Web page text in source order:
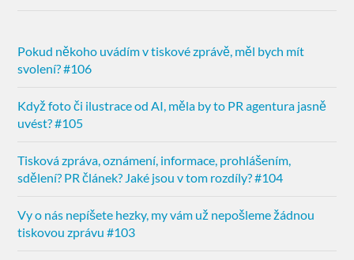
Pokud někoho uvádím v tiskové zprávě, měl bych mít
svolení? #106
Když foto či ilustrace od AI, měla by to PR agentura jasně
uvést? #105
Tisková zpráva, oznámení, informace, prohlášením,
sdělení? PR článek? Jaké jsou v tom rozdíly? #104
Vy o nás nepíšete hezky, my vám už nepošleme žádnou
tiskovou zprávu #103